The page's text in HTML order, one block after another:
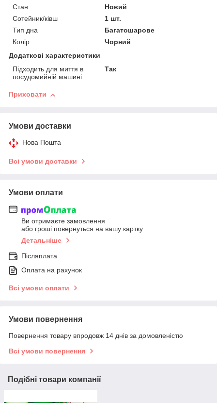
Стан
Новий
Сотейник/ківш
1 шт.
Тип дна
Багатошарове
Колір
Чорний
Додаткові характеристики
Підходить для миття в
посудомийній машині
Так
Приховати
Умови доставки
Нова Пошта
Всі умови доставки
Умови оплати
Ви отримаєте замовлення
або гроші повернуться на вашу картку
Детальніше
Післяплата
Оплата на рахунок
Всі умови оплати
Умови повернення
Повернення товару впродовж 14 днів за домовленістю
Всі умови повернення
Подібні товари компанії